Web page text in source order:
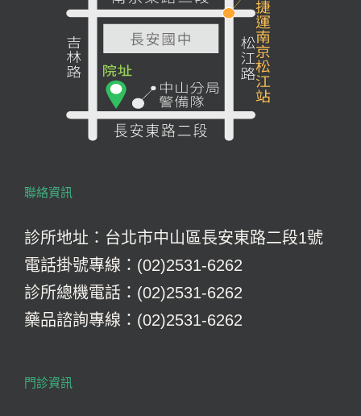
聯絡資訊
診所地址：台北市中山區長安東路二段1號
電話掛號專線：(02)2531-6262
診所總機電話：(02)2531-6262
藥品諮詢專線：(02)2531-6262
門診資訊